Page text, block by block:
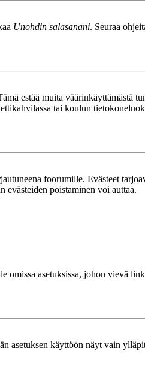
Unohdin salasanani. Seuraa
estää muita väärinkäyttämästä
tai koulun
foorumille. Evästeet
evästeiden poistaminen voi auttaa.
omissa asetuksissa, johon vievä
asetuksen käyttöön näyt vain